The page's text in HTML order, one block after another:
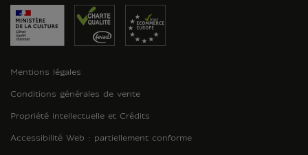
Mentions légales
Conditions générales de vente
Propriété intellectuelle et Crédits
Accessibilité Web : partiellement conforme